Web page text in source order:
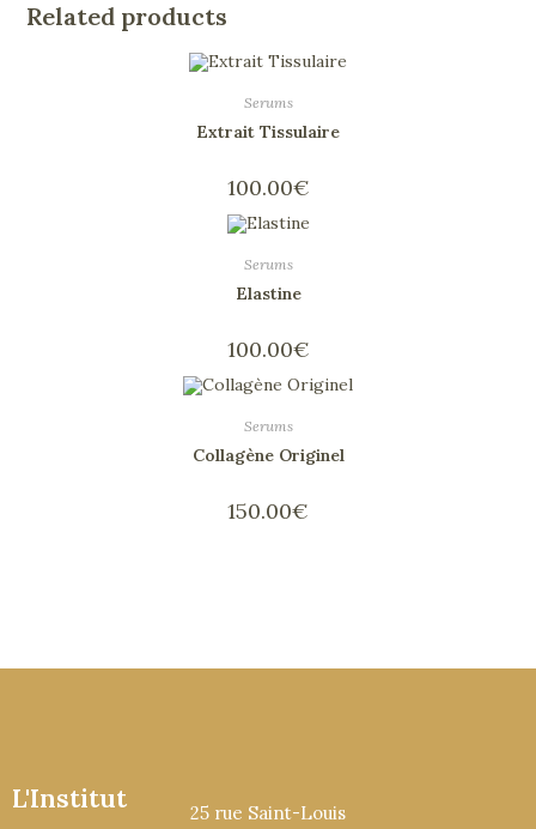
Related products
Serums
Extrait Tissulaire
100.00€
Serums
Elastine
100.00€
Serums
Collagène Originel
150.00€
L'Institut
25 rue Saint-Louis